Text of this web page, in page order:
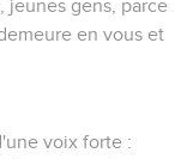
jeunes gens, parce
en vous et
voix forte :